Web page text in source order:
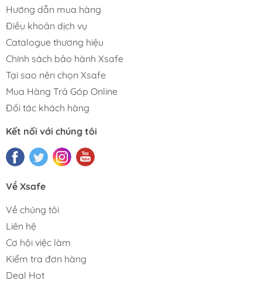
Hướng dẫn mua hàng
Điều khoản dịch vụ
Catalogue thương hiệu
Chính sách bảo hành Xsafe
Tại sao nên chọn Xsafe
Mua Hàng Trả Góp Online
Đối tác khách hàng
Kết nối với chúng tôi
Về Xsafe
Về chúng tôi
Liên hệ
Cơ hội việc làm
Kiểm tra đơn hàng
Deal Hot